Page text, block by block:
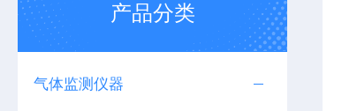
产品分类
气体监测仪器